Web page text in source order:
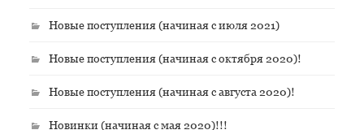
Новые поступления (начиная с июля 2021)
Новые поступления (начиная с октября 2020)!
Новые поступления (начиная с августа 2020)!
Новинки (начиная с мая 2020)!!!